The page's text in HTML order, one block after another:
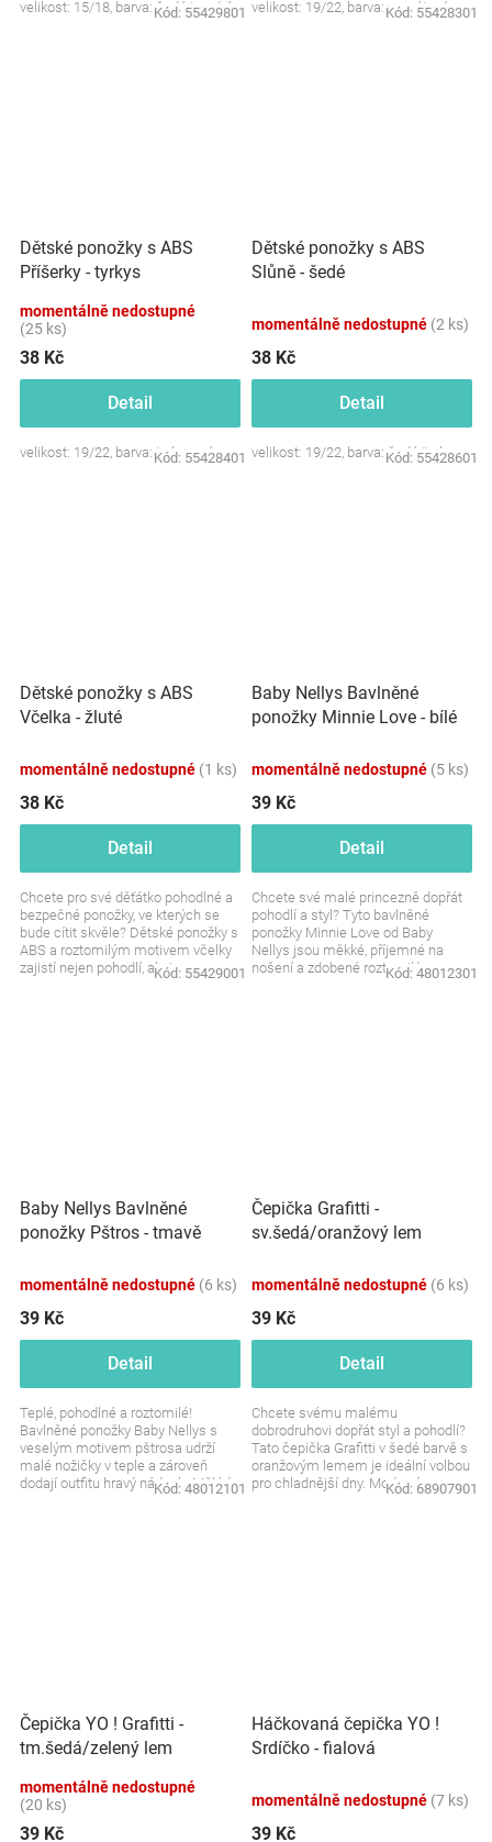
velikost: 15/18, barva: šedá/modrá
Kód: 55429801 velikost: 19/22, barva: granátová
Kód: 55428301
Dětské ponožky s ABS
Příšerky - tyrkys
momentálně nedostupné
(25 ks)
38 Kč
Detail
velikost: 19/22, barva: tyrkysová
Kód: 55428401
Dětské ponožky s ABS
Slůně - šedé
momentálně nedostupné (2 ks)
38 Kč
Detail
velikost: 19/22, barva: šedá/tyrkys
Kód: 55428601
Dětské ponožky s ABS
Včelka - žluté
momentálně nedostupné (1 ks)
38 Kč
Detail
Chcete pro své děťátko pohodlné a
bezpečné ponožky, ve kterých se
bude cítit skvěle? Dětské ponožky s
ABS a roztomilým motivem včelky
zajistí nejen pohodlí, ale i
Kód: 55429001
Baby Nellys Bavlněné
ponožky Minnie Love - bílé
momentálně nedostupné (5 ks)
39 Kč
Detail
Chcete své malé princezně dopřát
pohodlí a styl? Tyto bavlněné
ponožky Minnie Love od Baby
Nellys jsou měkké, příjemné na
nošení a zdobené roztomilým
Kód: 48012301
Baby Nellys Bavlněné
ponožky Pštros - tmavě
momentálně nedostupné (6 ks)
39 Kč
Detail
Teplé, pohodlné a roztomilé!
Bavlněné ponožky Baby Nellys s
veselým motivem pštrosa udrží
malé nožičky v teple a zároveň
dodají outfitu hravý nádech. Měkký
Kód: 48012101
Čepička Grafitti -
sv.šedá/oranžový lem
momentálně nedostupné (6 ks)
39 Kč
Detail
Chcete svému malému
dobrodruhovi dopřát styl a pohodlí?
Tato čepička Grafitti v šedé barvě s
oranžovým lemem je ideální volbou
pro chladnější dny. Moderní,
Kód: 68907901
Čepička YO ! Grafitti -
tm.šedá/zelený lem
momentálně nedostupné
(20 ks)
39 Kč
Háčkovaná čepička YO !
Srdíčko - fialová
momentálně nedostupné (7 ks)
39 Kč